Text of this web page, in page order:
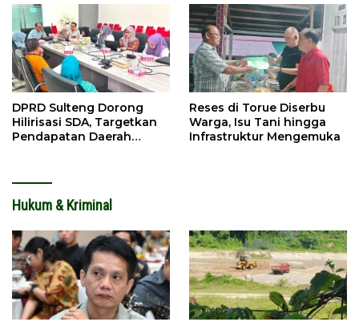
DPRD Sulteng Dorong
Hilirisasi SDA, Targetkan
Pendapatan Daerah
Reses di Torue Diserbu
Warga, Isu Tani hingga
Infrastruktur Mengemuka
Hukum & Kriminal